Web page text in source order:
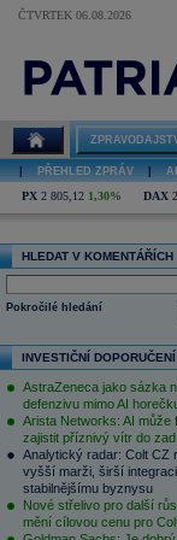
ČTVRTEK 06.08.2026
PŘEHLED ZPRÁV
PX 2 805,12 1,30% DAX
HLEDAT V KOMENTÁŘÍCH
Pokročilé hledání
INVESTIČNÍ DOPORUČENÍ
AstraZeneca jako sázka
defenzivu mimo AI
Arista Networks: AI může
zajistit příznivý vítr do zad
Analytický radar: Colt CZ
vyšší marži, širší
stabilnějšímu byznysu
Nové střelivo pro další
mění cílovou cenu pro